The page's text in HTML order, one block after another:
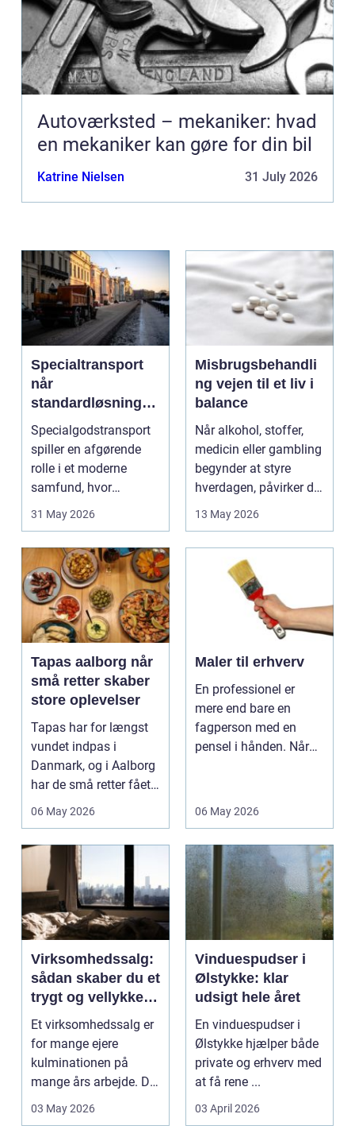
Autoværksted – mekaniker: hvad
en mekaniker kan gøre for din bil
Katrine Nielsen 31 July 2026
Specialtransport
når
standardløsninger
ikke rækker
Specialgodstransport
spiller en afgørende
rolle i et moderne
samfund, hvor
industrien bliver mere
31 May 2026
Misbrugsbehandli
ng vejen til et liv i
balance
Når alkohol, stoffer,
medicin eller gambling
begynder at styre
hverdagen, påvirker det
ikke kun pers...
13 May 2026
Tapas aalborg når
små retter skaber
store oplevelser
Tapas har for længst
vundet indpas i
Danmark, og i Aalborg
har de små retter fået
deres helt eget li...
06 May 2026
Maler til erhverv
En professionel er
mere end bare en
fagperson med en
pensel i hånden. Når
06 May 2026
Virksomhedssalg:
sådan skaber du et
trygt og vellykket
salg
Et virksomhedssalg er
for mange ejere
kulminationen på
mange års arbejde. Det
kan være en planlagt
03 May 2026
Vinduespudser i
Ølstykke: klar
udsigt hele året
En vinduespudser i
Ølstykke hjælper både
private og erhverv med
at få rene ...
03 April 2026